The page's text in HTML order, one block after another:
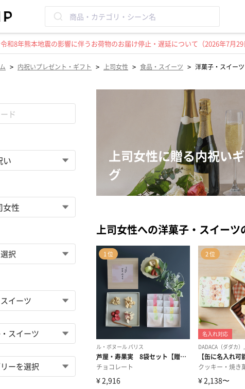
令和8年熊本地震の影響に伴うお荷物のお届け停止・遅延について（2026年7月29
> 内祝いプレゼント・ギフト > 上司女性 > 食品・スイーツ > 洋菓子・スイーツ
上司女性に贈る内祝い
グ
上司女性への洋菓子・スイー